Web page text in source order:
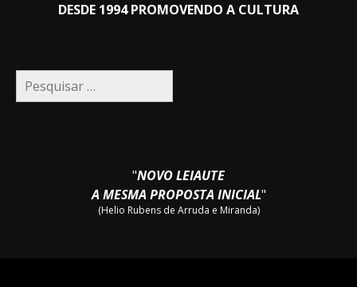
DESDE 1994 PROMOVENDO A CULTURA
Pesquisar
por:
"NOVO LEIAUTE
A MESMA PROPOSTA INICIAL"
(Helio Rubens de Arruda e Miranda)